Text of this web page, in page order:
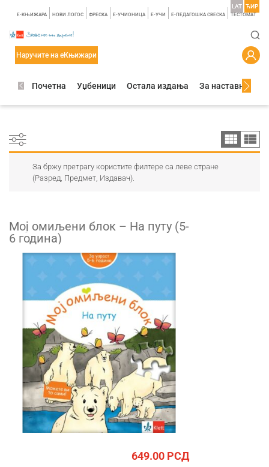
E-КЊИЖАРА НОВИ ЛОГОС ФРЕСКА E-УЧИОНИЦА E-УЧИ Е-ПЕДАГОШКА СВЕСКА TЕСТОМАТ
LAT ЋИР
Наручите на еКњижари
Почетна Уџбеници Остала издања За наставнике
За бржу претрагу користите филтере са леве стране
(Разред, Предмет, Издавач).
Мој омиљени блок – На путу (5-
6 годинa)
649.00 РСД